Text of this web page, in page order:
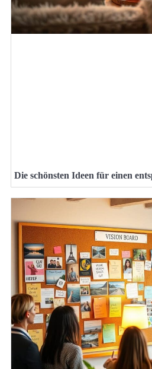
Die schönsten Ideen für einen